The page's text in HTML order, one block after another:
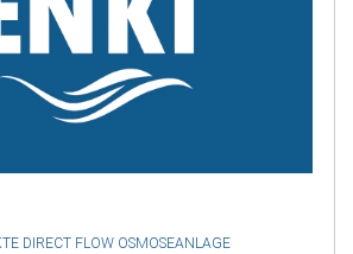
DIRECT FLOW OSMOSEANLAGE